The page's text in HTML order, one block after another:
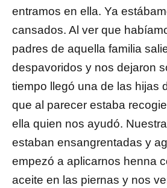
entramos en ella. Ya
cansados. Al ver que
padres de aquella familia
despavoridos y nos dejaron
tiempo llegó una de las hijas
que al parecer estaba
ella quien nos ayudó.
estaban ensangrentadas y
empezó a aplicarnos henna
aceite en las piernas y nos